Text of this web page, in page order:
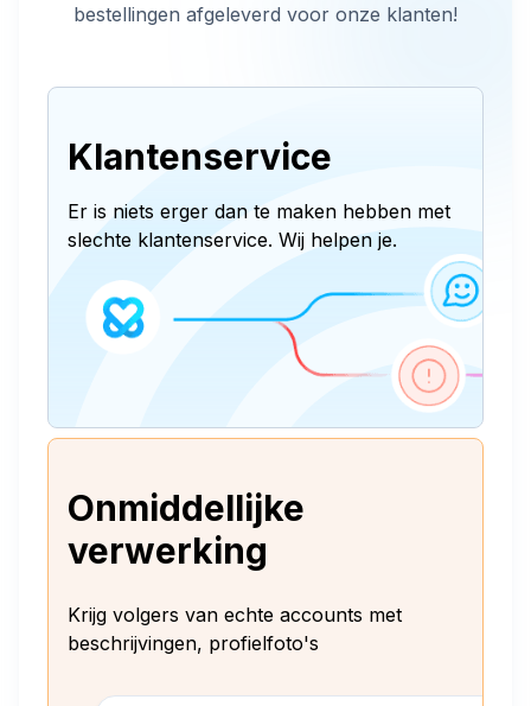
bestellingen afgeleverd voor onze klanten!
Klantenservice
Er is niets erger dan te maken hebben met
slechte klantenservice. Wij helpen je.
Onmiddellijke
verwerking
Krijg volgers van echte accounts met
beschrijvingen, profielfoto's